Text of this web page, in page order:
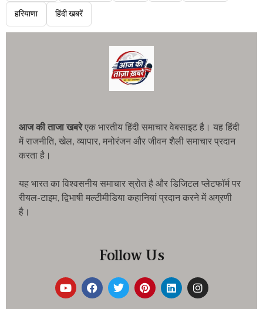
हरियाणा हिंदी खबरें
आज की ताजा खबरेएक भारतीय हिंदी समाचार वेबसाइट है। यह हिंदी
में राजनीति, खेल, व्यापार, मनोरंजन और जीवन शैली समाचार प्रदान
करता है।
यह भारत का विश्वसनीय समाचार स्रोत है और डिजिटल प्लेटफॉर्म पर
रीयल-टाइम, द्विभाषी मल्टीमीडिया कहानियां प्रदान करने में अग्रणी
है।
Follow Us